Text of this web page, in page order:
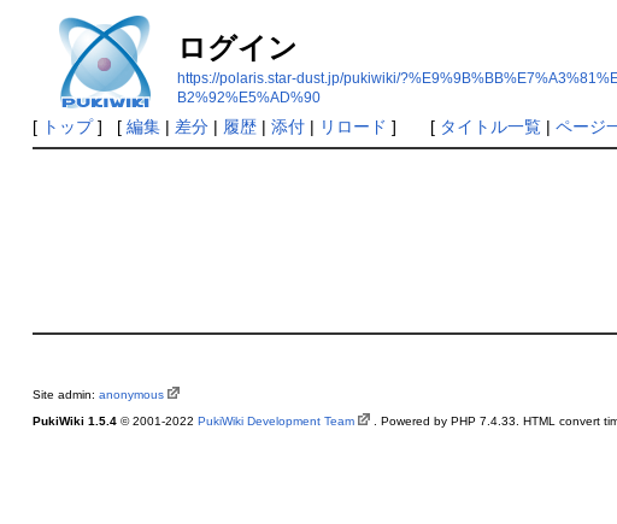
ログイン
https://polaris.star-dust.jp/pukiwiki/
B2%92%E5%AD%90
[ トップ] [ 編集| 差分| 履歴| 添付| リロード ] [ タイトル一覧| ページ
Site admin: anonymous
PukiWiki 1.5.4© 2001-2022 PukiWiki Development Team . Powered by PHP 7.4.33. HTML convert